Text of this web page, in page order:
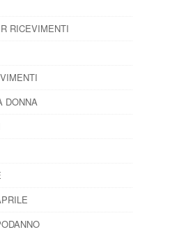
RICEVIMENTI
DONNA